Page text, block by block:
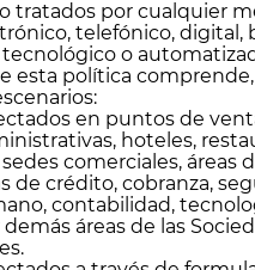
tratados por cualquier
telefónico, digital,
tecnológico o
esta política
en puntos de
hoteles,
comerciales, áreas
de crédito, cobranza,
contabilidad,
áreas de las